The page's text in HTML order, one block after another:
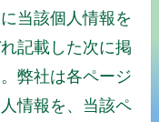
当該個人情報を
記載した次に掲
弊社は各ページ
情報を、当該ペ